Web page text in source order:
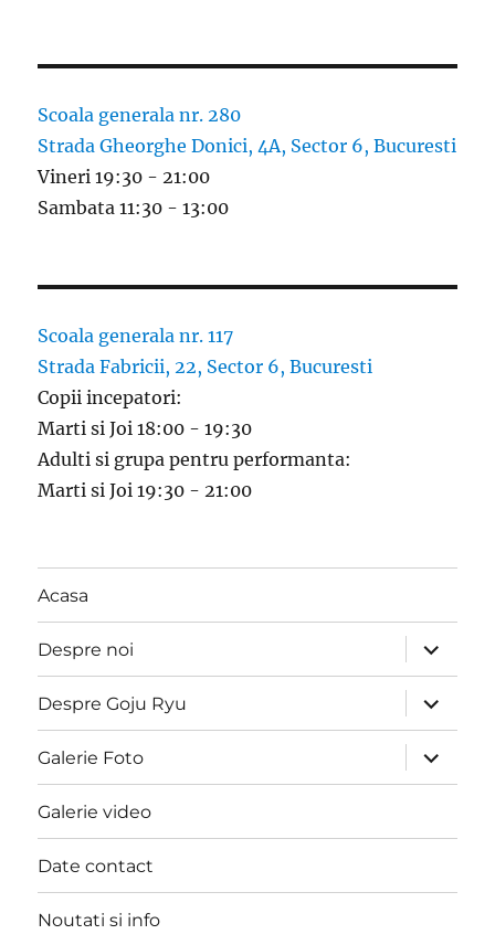
Scoala generala nr. 280
Strada Gheorghe Donici, 4A, Sector 6, Bucuresti
Vineri 19:30 - 21:00
Sambata 11:30 - 13:00
Scoala generala nr. 117
Strada Fabricii, 22, Sector 6, Bucuresti
Copii incepatori:
Marti si Joi 18:00 - 19:30
Adulti si grupa pentru performanta:
Marti si Joi 19:30 - 21:00
Acasa
Despre noi
expand
child
menu
Despre Goju Ryu
expand
child
menu
Galerie Foto
expand
child
menu
Galerie video
Date contact
Noutati si info